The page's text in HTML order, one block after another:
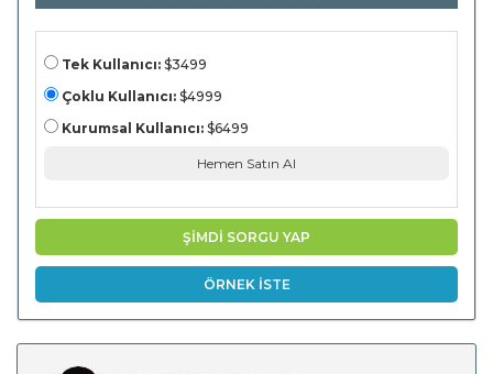
Sağlık) Son
tarafından
Tüketiciler,
Kurumsal
Sağlık
Sağlayıcıları)
Tek Kullanıcı: $3499
Çoklu Kullanıcı: $4999
Kurumsal Kullanıcı: $6499
Hemen Satın Al
ŞİMDİ SORGU YAP
ÖRNEK İSTE